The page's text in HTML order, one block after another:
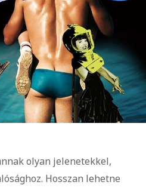
olyan jelenetekkel,
Hosszan lehetne